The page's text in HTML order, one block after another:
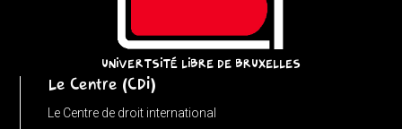
input
UNIVERTSITÉ LIBRE DE BRUXELLES
Le Centre (CDI)
Le Centre de droit international